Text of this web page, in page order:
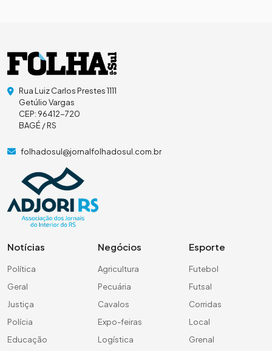
Rua Luiz Carlos Prestes 1111
Getúlio Vargas
CEP: 96412-720
BAGÉ / RS
folhadosul@jornalfolhadosul.com.br
Notícias
Política
Geral
Justiça
Polícia
Educação
Negócios
Agricultura
Pecuária
Cavalos
Expo-feiras
Logística
Esporte
Futebol
Futsal
Corridas
Local
Grenal